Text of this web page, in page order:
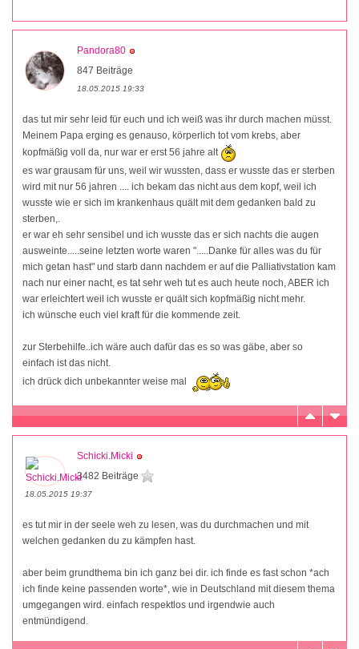
Pandora80
847 Beiträge
18.05.2015 19:33
das tut mir sehr leid für euch und ich weiß was ihr durch machen müsst.
Meinem Papa erging es genauso, körperlich tot vom krebs, aber
kopfmäßig voll da, nur war er erst 56 jahre alt
es war grausam für uns, weil wir wussten, dass er wusste das er sterben
wird mit nur 56 jahren .... ich bekam das nicht aus dem kopf, weil ich
wusste wie er sich im krankenhaus quält mit dem gedanken bald zu
sterben,.
er war eh sehr sensibel und ich wusste das er sich nachts die augen
ausweinte.....seine letzten worte waren ".....Danke für alles was du für
mich getan hast" und starb dann nachdem er auf die Palliativstation kam
nach nur einer nacht, es tat sehr weh tut es auch heute noch, ABER ich
war erleichtert weil ich wusste er quält sich kopfmäßig nicht mehr.
ich wünsche euch viel kraft für die kommende zeit.
zur Sterbehilfe..ich wäre auch dafür das es so was gäbe, aber so
einfach ist das nicht.
ich drück dich unbekannter weise mal
Schicki.Micki
3482 Beiträge
18.05.2015 19:37
es tut mir in der seele weh zu lesen, was du durchmachen und mit
welchen gedanken du zu kämpfen hast.
aber beim grundthema bin ich ganz bei dir. ich finde es fast schon *ach
ich finde keine passenden worte*, wie in Deutschland mit diesem thema
umgegangen wird. einfach respektlos und irgendwie auch
entmündigend.